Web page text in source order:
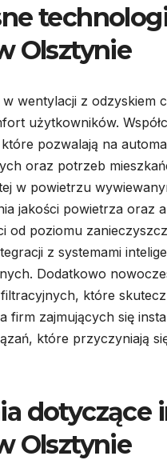
Olsztynie
wentylacji z odzyskiem
użytkowników.
pozwalają na
oraz potrzeb
w powietrzu
jakości powietrza oraz
od poziomu
z systemami
Dodatkowo
które
firm zajmujących się
które przyczyniają
dotyczące
Olsztynie